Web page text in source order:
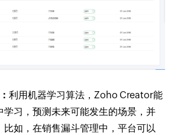
：利用机器学习算法，Zoho Creator能
学习，预测未来可能发生的场景，并
比如，在销售漏斗管理中，平台可以